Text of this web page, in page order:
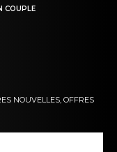
COUPLE
NOUVELLES, OFFRES